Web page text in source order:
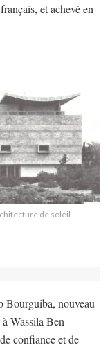
et achevé en
de soleil
Bourguiba, nouveau
Wassila Ben
confiance et de